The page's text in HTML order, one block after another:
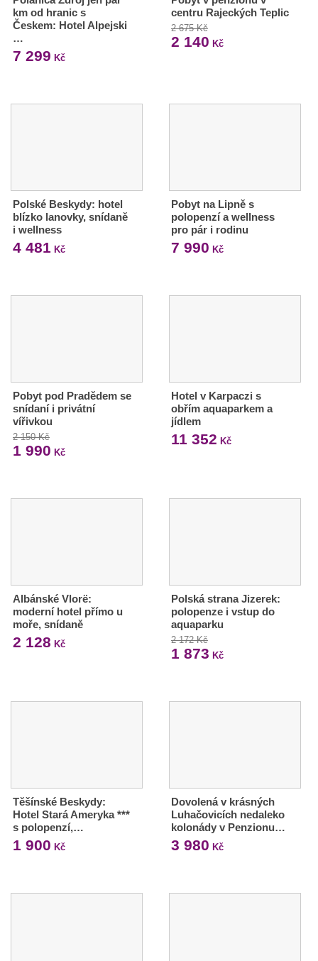
km od hranic s
Českem: Hotel Alpejski
…
7 299 Kč
centru Rajeckých Teplic
2 675 Kč
2 140 Kč
Polské Beskydy: hotel
blízko lanovky, snídaně
i wellness
4 481 Kč
Pobyt na Lipně s
polopenzí a wellness
pro pár i rodinu
7 990 Kč
Pobyt pod Pradědem se
snídaní i privátní
vířivkou
2 150 Kč
1 990 Kč
Hotel v Karpaczi s
obřím aquaparkem a
jídlem
11 352 Kč
Albánské Vlorë:
moderní hotel přímo u
moře, snídaně
2 128 Kč
Polská strana Jizerek:
polopenze i vstup do
aquaparku
2 172 Kč
1 873 Kč
Těšínské Beskydy:
Hotel Stará Ameryka ***
s polopenzí,…
1 900 Kč
Dovolená v krásných
Luhačovicích nedaleko
kolonády v Penzionu…
3 980 Kč